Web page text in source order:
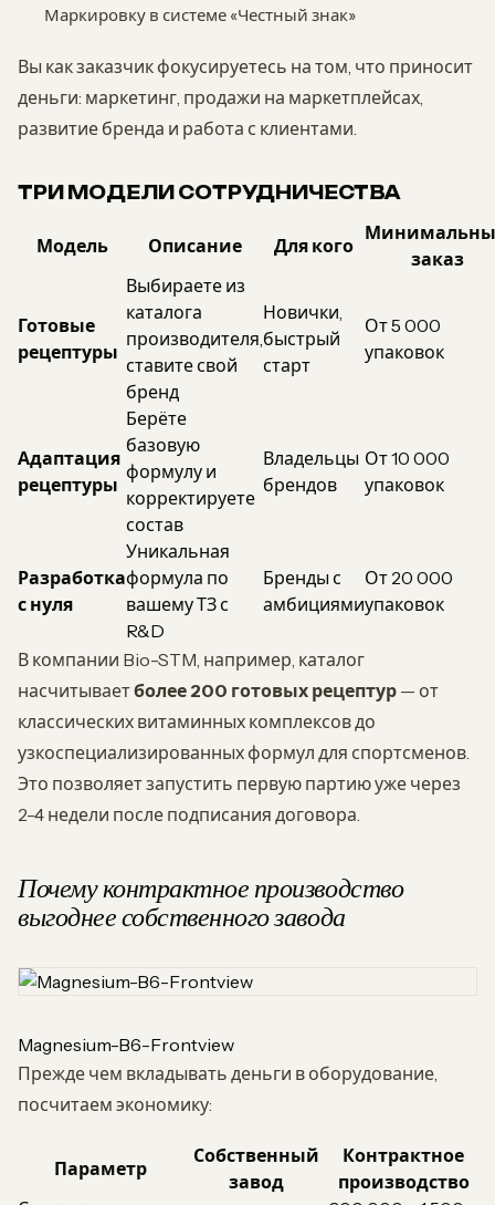
Маркировку в системе «Честный знак»
Вы как заказчик фокусируетесь на том, что приносит
деньги: маркетинг, продажи на маркетплейсах,
развитие бренда и работа с клиентами.
ТРИ МОДЕЛИ СОТРУДНИЧЕСТВА
Модель Описание Для кого
заказ
Готовые
рецептуры
Выбираете из
каталога
производителя,
ставите свой
бренд
Новички,
быстрый
старт
От 5 000
упаковок
Адаптация
рецептуры
Берёте
базовую
формулу и
корректируете
состав
Владельцы
брендов
От 10 000
упаковок
Разработка
с нуля
Уникальная
формула по
вашему ТЗ с
R&D
Бренды с
амбициями
От 20 000
упаковок
В компании Bio-STM, например, каталог
насчитываетболее 200 готовых рецептур — от
классических витаминных комплексов до
узкоспециализированных формул для спортсменов.
Это позволяет запустить первую партию уже через
2-4 недели после подписания договора.
Почему контрактное производство
выгоднее собственного завода
Magnesium-B6-Frontview
Прежде чем вкладывать деньги в оборудование,
посчитаем экономику:
Параметр
Собственный
завод
Контрактное
производство